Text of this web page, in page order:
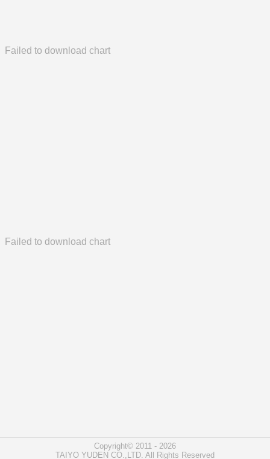
Failed to download chart
Failed to download chart
Copyright© 2011 - 2026
TAIYO YUDEN CO.,LTD. All Rights Reserved